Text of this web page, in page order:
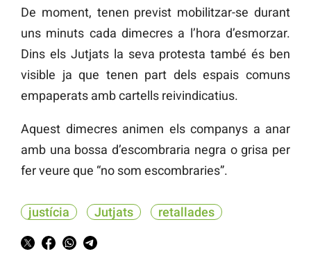
De moment, tenen previst mobilitzar-se durant
uns minuts cada dimecres a l’hora d’esmorzar.
Dins els Jutjats la seva protesta també és ben
visible ja que tenen part dels espais comuns
empaperats amb cartells reivindicatius.
Aquest dimecres animen els companys a anar
amb una bossa d’escombraria negra o grisa per
fer veure que “no som escombraries”.
justícia Jutjats retallades